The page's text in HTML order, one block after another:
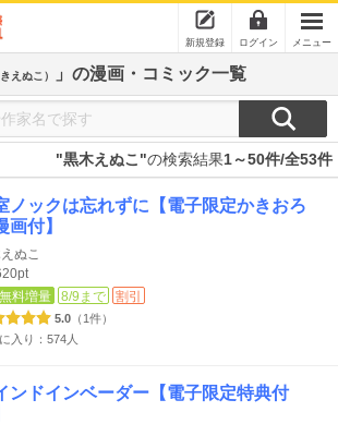
新規登録 ログイン メニュー
えぬこ） 」の漫画・コミック一覧
"黒木えぬこ"の検索結果1～50件/全53件
ノックは忘れずに【電子限定かきおろ
画付】
ぬこ
料増量
8/9まで 割引
5.0 （1件）
入り：574人
ンドインベーダー【電子限定特典付